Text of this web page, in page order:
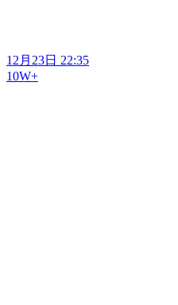
12月23日 22:35
10W+